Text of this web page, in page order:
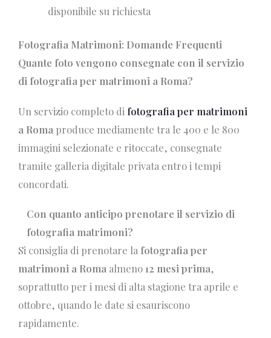
disponibile su richiesta
Fotografia Matrimoni: Domande Frequenti
Quante foto vengono consegnate con il servizio
di fotografia per matrimoni a Roma?
Un servizio completo di fotografia per matrimoni
a Roma produce mediamente tra le 400 e le 800
immagini selezionate e ritoccate, consegnate
tramite galleria digitale privata entro i tempi
concordati.
Con quanto anticipo prenotare il servizio di
fotografia matrimoni?
Si consiglia di prenotare la fotografia per
matrimoni a Roma almeno12 mesi prima,
soprattutto per i mesi di alta stagione tra aprile e
ottobre, quando le date si esauriscono
rapidamente.